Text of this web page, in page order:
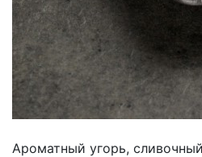
Ароматный угорь,